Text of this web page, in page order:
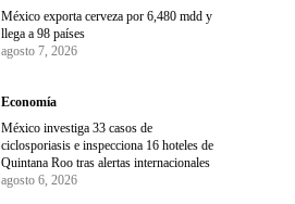
México exporta cerveza por 6,480 mdd y
llega a 98 países
agosto 7, 2026
Economía
México investiga 33 casos de
ciclosporiasis e inspecciona 16 hoteles de
Quintana Roo tras alertas internacionales
agosto 6, 2026